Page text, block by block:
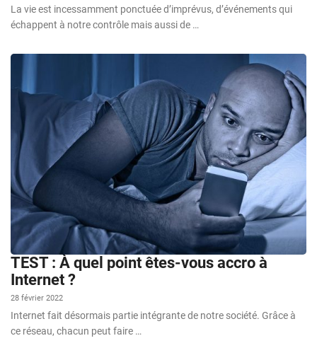
La vie est incessamment ponctuée d’imprévus, d’événements qui
échappent à notre contrôle mais aussi de …
TEST : À quel point êtes-vous accro à
Internet ?
28 février 2022
Internet fait désormais partie intégrante de notre société. Grâce à
ce réseau, chacun peut faire …